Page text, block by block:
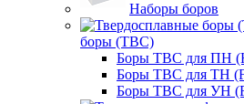
Наборы боров
боры (ТВС)
Боры ТВС для ПН
Боры ТВС для ТН
Боры ТВС для УН